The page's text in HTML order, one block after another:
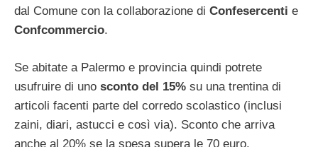
dal Comune con la collaborazione di Confesercenti e
Confcommercio.
Se abitate a Palermo e provincia quindi potrete
usufruire di uno sconto del 15% su una trentina di
articoli facenti parte del corredo scolastico (inclusi
zaini, diari, astucci e così via). Sconto che arriva
anche al 20% se la spesa supera le 70 euro.